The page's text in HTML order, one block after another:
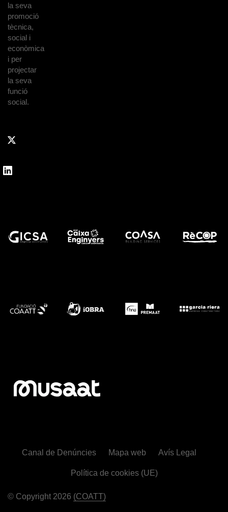
la seva
promoció
tècnica,
social i
econòmica
i per
projectar
la seva
funció
social.
© Copyright 2026 (COATT)
Canal de Denúncies Mapa web Avís Legal
Política de cookies (UE)